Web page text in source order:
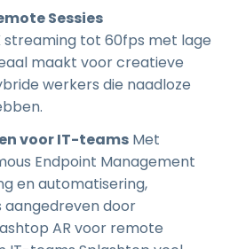
Sessies
streaming tot 60fps met lage
maakt voor creatieve
werkers die naadloze
voor IT-teams Met
Endpoint Management
en automatisering,
aangedreven door
AR voor remote